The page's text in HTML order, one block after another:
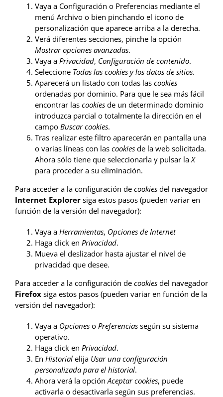
Vaya a Configuración o Preferencias mediante el
menú Archivo o bien pinchando el icono de
personalización que aparece arriba a la derecha.
Verá diferentes secciones, pinche la opción
Mostrar opciones avanzadas.
Vaya a Privacidad, Configuración de contenido.
Seleccione Todas las cookies y los datos de sitios.
Aparecerá un listado con todas las cookies
ordenadas por dominio. Para que le sea más fácil
encontrar las cookies de un determinado dominio
introduzca parcial o totalmente la dirección en el
campo Buscar cookies.
Tras realizar este filtro aparecerán en pantalla una
o varias líneas con las cookies de la web solicitada.
Ahora sólo tiene que seleccionarla y pulsar la X
para proceder a su eliminación.
Para acceder a la configuración de cookies del navegador
Internet Explorer siga estos pasos (pueden variar en
función de la versión del navegador):
Vaya a Herramientas, Opciones de Internet
Haga click en Privacidad.
Mueva el deslizador hasta ajustar el nivel de
privacidad que desee.
Para acceder a la configuración de cookies del navegador
Firefox siga estos pasos (pueden variar en función de la
versión del navegador):
Vaya a Opciones o Preferencias según su sistema
operativo.
Haga click en Privacidad.
En Historial elija Usar una configuración
personalizada para el historial.
Ahora verá la opción Aceptar cookies, puede
activarla o desactivarla según sus preferencias.